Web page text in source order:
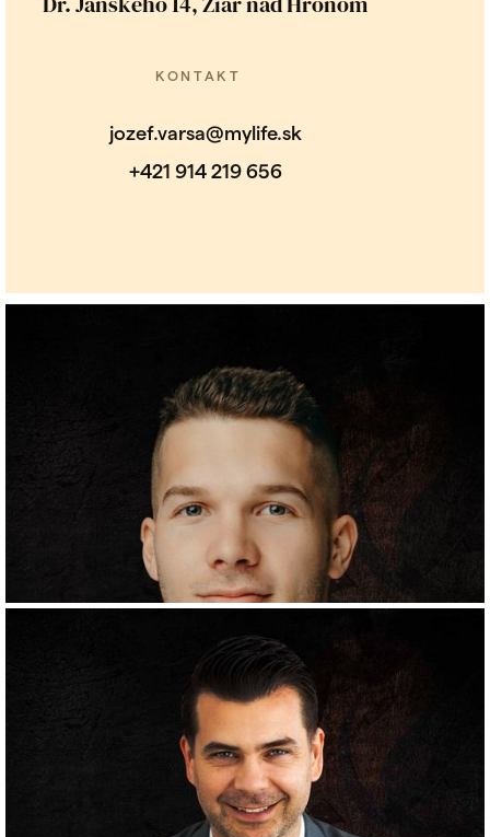
KONTAKT
jozef.varsa@mylife.sk
+421 914 219 656